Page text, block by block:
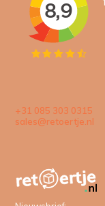
+31 085 303 0315
sales@retoertje.nl